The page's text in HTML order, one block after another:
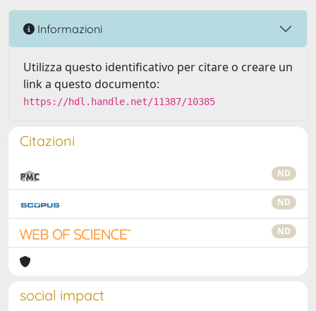
Informazioni
Utilizza questo identificativo per citare o creare un
link a questo documento:
https://hdl.handle.net/11387/10385
Citazioni
ND
ND
ND
social impact